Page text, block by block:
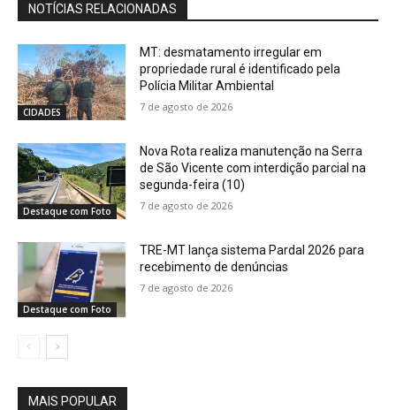
NOTÍCIAS RELACIONADAS
CIDADES
MT: desmatamento irregular em
propriedade rural é identificado pela
Polícia Militar Ambiental
7 de agosto de 2026
Destaque com Foto
Nova Rota realiza manutenção na Serra
de São Vicente com interdição parcial na
segunda-feira (10)
7 de agosto de 2026
Destaque com Foto
TRE-MT lança sistema Pardal 2026 para
recebimento de denúncias
7 de agosto de 2026
MAIS POPULAR